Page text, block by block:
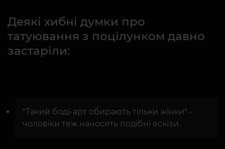
Деякі хибні думки про
татуювання з поцілунком давно
застаріли:
"Такий боді-арт обирають тільки жінки" -
чоловіки теж наносять подібні ескізи.